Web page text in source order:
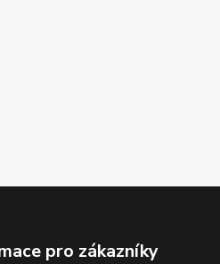
pro zákazníky